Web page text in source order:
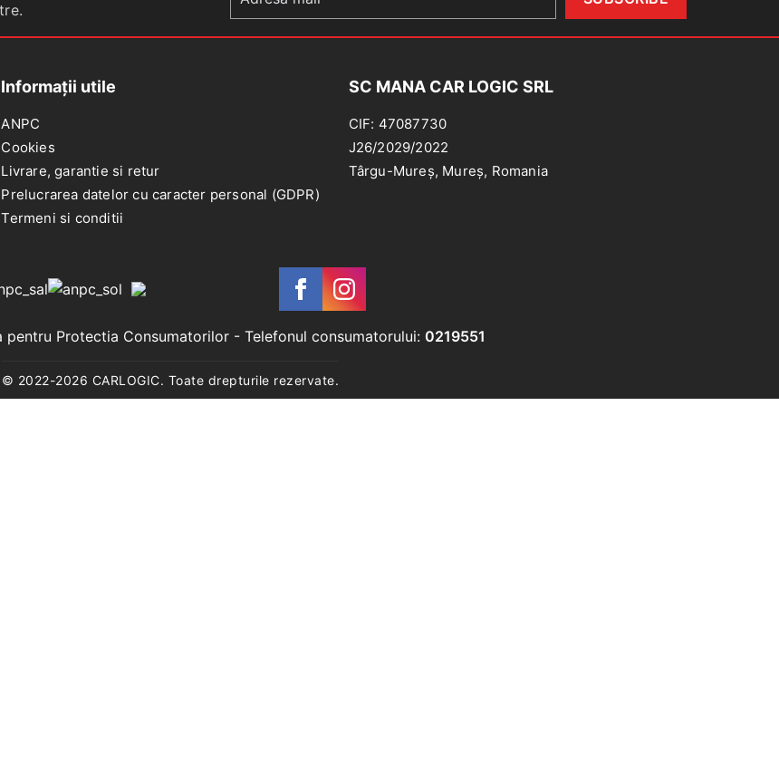
Informații utile
ANPC
Cookies
Livrare, garantie si retur
Prelucrarea datelor cu caracter personal (GDPR)
Termeni si conditii
SC MANA CAR LOGIC SRL
CIF: 47087730
J26/2029/2022
Târgu-Mureș, Mureș, Romania
pentru Protectia Consumatorilor- Telefonul consumatorului: 0219551
© 2022-2026 CARLOGIC. Toate drepturile rezervate.